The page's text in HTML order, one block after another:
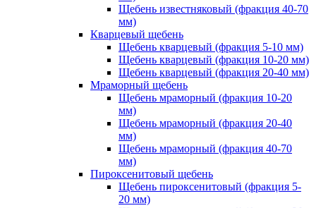
Щебень известняковый (фракция 40-70
мм)
Кварцевый щебень
Щебень кварцевый (фракция 5-10 мм)
Щебень кварцевый (фракция 10-20 мм)
Щебень кварцевый (фракция 20-40 мм)
Мраморный щебень
Щебень мраморный (фракция 10-20
мм)
Щебень мраморный (фракция 20-40
мм)
Щебень мраморный (фракция 40-70
мм)
Пироксенитовый щебень
Щебень пироксенитовый (фракция 5-
20 мм)